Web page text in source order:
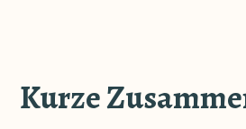
Kurze